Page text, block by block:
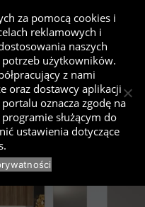
za pomocą cookies i
reklamowych i
naszych
użytkowników.
z nami
oraz dostawcy aplikacji
oznacza zgodę na
służącym do
ustawienia dotyczące